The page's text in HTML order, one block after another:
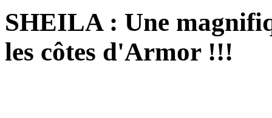
SHEILA : Une
les côtes d'Armor !!!